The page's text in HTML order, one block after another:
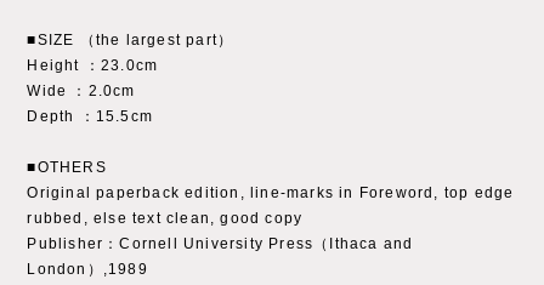
■SIZE （the largest part）
Height ：23.0cm
Wide ：2.0cm
Depth ：15.5cm
■OTHERS
Original paperback edition, line-marks in Foreword, top edge
rubbed, else text clean, good copy
Publisher：Cornell University Press（Ithaca and
London）,1989